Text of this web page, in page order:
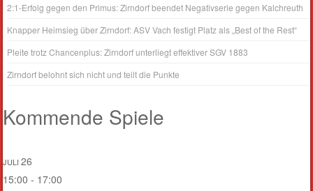
2:1-Erfolg gegen den Primus: Zirndorf beendet Negativserie gegen Kalchreuth
Knapper Heimsieg über Zirndorf: ASV Vach festigt Platz als „Best of the Rest“
Pleite trotz Chancenplus: Zirndorf unterliegt effektiver SGV 1883
Zirndorf belohnt sich nicht und teilt die Punkte
Kommende Spiele
JULI26
15:00 - 17:00